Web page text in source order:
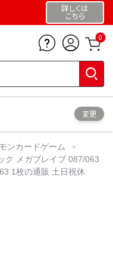
詳しくは
こちら
0
変更
ンカードゲーム
ク メガブレイブ 087/063
1枚の通販 土日祝休